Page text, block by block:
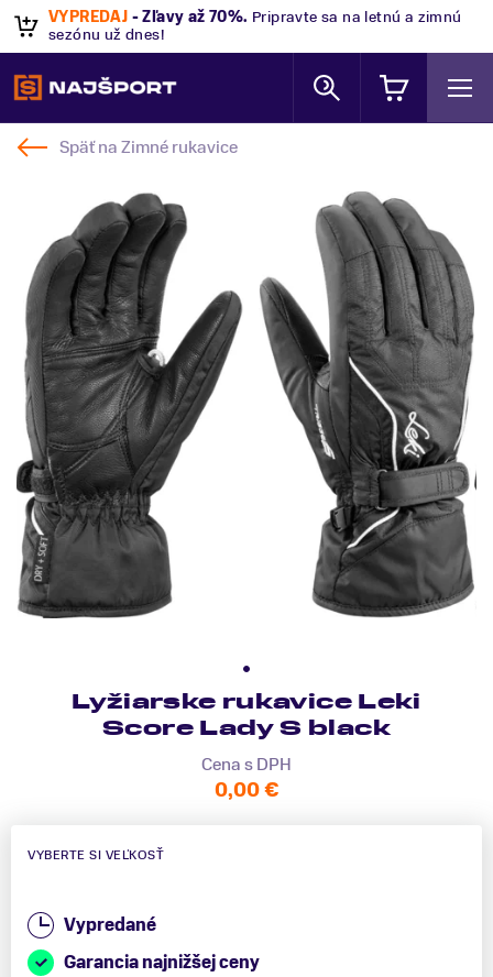
VÝPREDAJ - Zľavy až 70%. Pripravte sa na letnú a zimnú
sezónu už dnes!
Späť naZimné rukavice
Lyžiarske rukavice Leki
Score Lady S black
Cena s DPH
0,00 €
VYBERTE SI VEĽKOSŤ
Vypredané
Garancia najnižšej ceny